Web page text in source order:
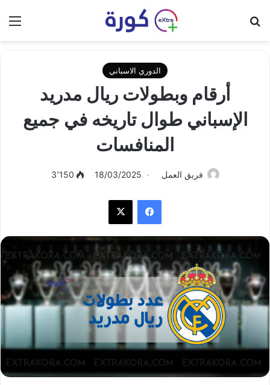
الدوري الاسباني
أرقام وبطولات ريال مدريد
الإسباني طوال تاريخه في جميع
المنافسات
فريق العمل 18/03/2025 3٬150
فيسبوك